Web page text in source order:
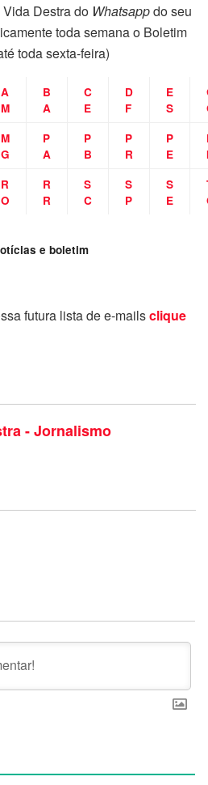
Vida Destra do Whatsappdo seu
toda semana o Boletim
toda sexta-feira)
A
M
B
A
C
E
D
F
E
S
M
G
P
A
P
B
P
R
P
E
R
O
R
R
S
C
S
P
S
E
e boletim
futura lista de e-mailsclique
- Jornalismo